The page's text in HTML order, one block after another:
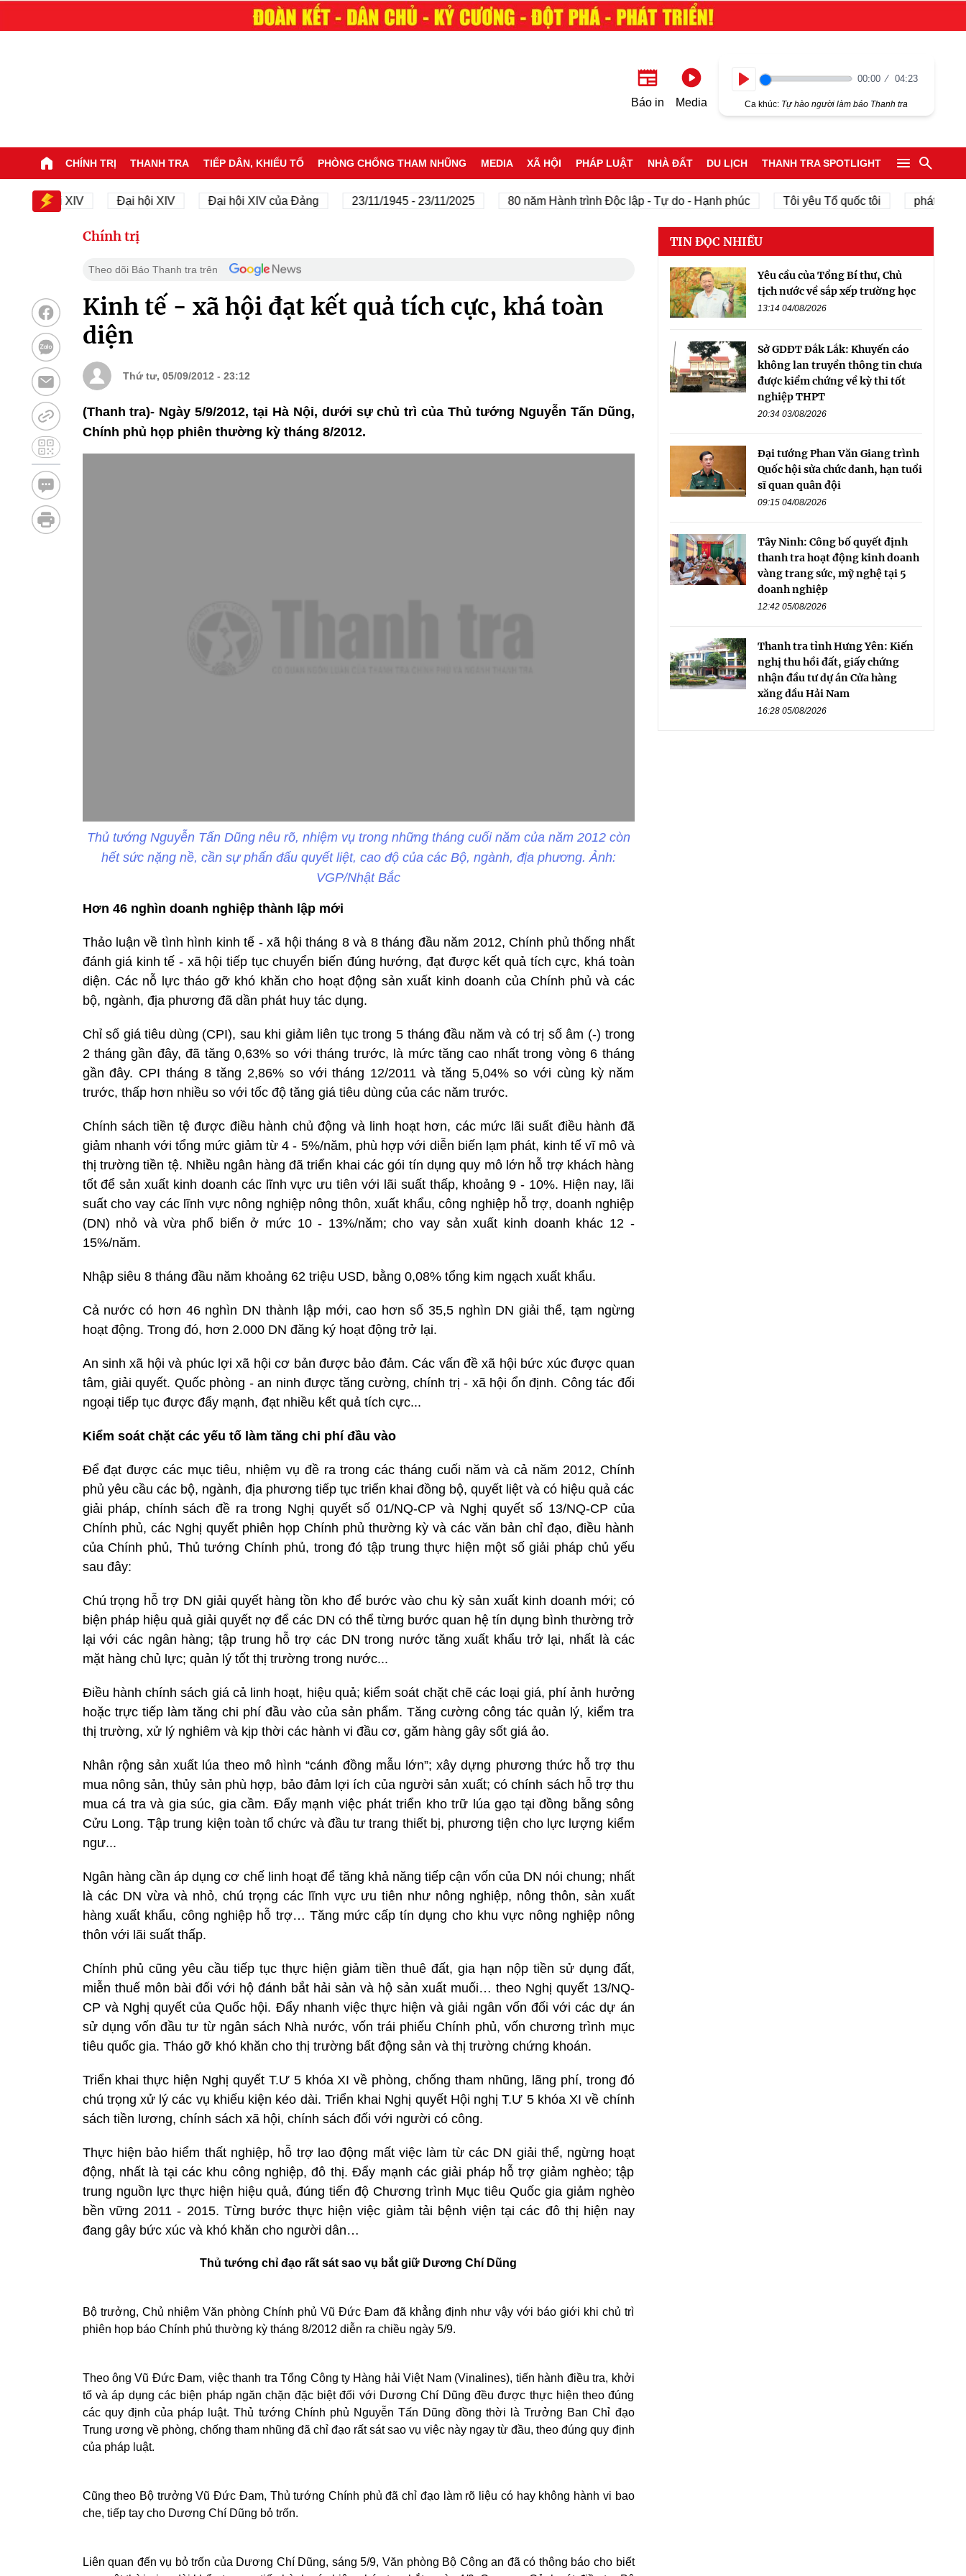
Báo in Media
00:00 04:23
Ca khúc: Tự hào người làm báo Thanh tra
CHÍNH TRỊ THANH TRA TIẾP DÂN, KHIẾU TỐ PHÒNG CHỐNG THAM NHŨNG MEDIA XÃ HỘI PHÁP LUẬT NHÀ ĐẤT DU LỊCH THANH TRA SPOTLIGHT
Đại hội XIV Đại hội XIV Đại hội XIV của Đảng 23/11/1945 - 23/11/2025 80 năm Hành trình Độc lập - Tự do - Hạnh phúc Tôi yêu Tổ quốc tôi phát triển
Chính trị
Theo dõi Báo Thanh tra trên
Kinh tế - xã hội đạt kết quả tích cực, khá toàn
diện
Thứ tư, 05/09/2012 - 23:12
(Thanh tra)- Ngày 5/9/2012, tại Hà Nội, dưới sự chủ trì của Thủ tướng Nguyễn Tấn Dũng,
Chính phủ họp phiên thường kỳ tháng 8/2012.
Thủ tướng Nguyễn Tấn Dũng nêu rõ, nhiệm vụ trong những tháng cuối năm của năm 2012 còn
hết sức nặng nề, cần sự phấn đấu quyết liệt, cao độ của các Bộ, ngành, địa phương. Ảnh:
VGP/Nhật Bắc
Hơn 46 nghìn doanh nghiệp thành lập mới
Thảo luận về tình hình kinh tế - xã hội tháng 8 và 8 tháng đầu năm 2012, Chính phủ thống nhất
đánh giá kinh tế - xã hội tiếp tục chuyển biến đúng hướng, đạt được kết quả tích cực, khá toàn
diện. Các nỗ lực tháo gỡ khó khăn cho hoạt động sản xuất kinh doanh của Chính phủ và các
bộ, ngành, địa phương đã dần phát huy tác dụng.
Chỉ số giá tiêu dùng (CPI), sau khi giảm liên tục trong 5 tháng đầu năm và có trị số âm (-) trong
2 tháng gần đây, đã tăng 0,63% so với tháng trước, là mức tăng cao nhất trong vòng 6 tháng
gần đây. CPI tháng 8 tăng 2,86% so với tháng 12/2011 và tăng 5,04% so với cùng kỳ năm
trước, thấp hơn nhiều so với tốc độ tăng giá tiêu dùng của các năm trước.
Chính sách tiền tệ được điều hành chủ động và linh hoạt hơn, các mức lãi suất điều hành đã
giảm nhanh với tổng mức giảm từ 4 - 5%/năm, phù hợp với diễn biến lạm phát, kinh tế vĩ mô và
thị trường tiền tệ. Nhiều ngân hàng đã triển khai các gói tín dụng quy mô lớn hỗ trợ khách hàng
tốt để sản xuất kinh doanh các lĩnh vực ưu tiên với lãi suất thấp, khoảng 9 - 10%. Hiện nay, lãi
suất cho vay các lĩnh vực nông nghiệp nông thôn, xuất khẩu, công nghiệp hỗ trợ, doanh nghiệp
(DN) nhỏ và vừa phổ biến ở mức 10 - 13%/năm; cho vay sản xuất kinh doanh khác 12 -
15%/năm.
Nhập siêu 8 tháng đầu năm khoảng 62 triệu USD, bằng 0,08% tổng kim ngạch xuất khẩu.
Cả nước có hơn 46 nghìn DN thành lập mới, cao hơn số 35,5 nghìn DN giải thể, tạm ngừng
hoạt động. Trong đó, hơn 2.000 DN đăng ký hoạt động trở lại.
An sinh xã hội và phúc lợi xã hội cơ bản được bảo đảm. Các vấn đề xã hội bức xúc được quan
tâm, giải quyết. Quốc phòng - an ninh được tăng cường, chính trị - xã hội ổn định. Công tác đối
ngoại tiếp tục được đẩy mạnh, đạt nhiều kết quả tích cực...
Kiểm soát chặt các yếu tố làm tăng chi phí đầu vào
Để đạt được các mục tiêu, nhiệm vụ đề ra trong các tháng cuối năm và cả năm 2012, Chính
phủ yêu cầu các bộ, ngành, địa phương tiếp tục triển khai đồng bộ, quyết liệt và có hiệu quả các
giải pháp, chính sách đề ra trong Nghị quyết số 01/NQ-CP và Nghị quyết số 13/NQ-CP của
Chính phủ, các Nghị quyết phiên họp Chính phủ thường kỳ và các văn bản chỉ đạo, điều hành
của Chính phủ, Thủ tướng Chính phủ, trong đó tập trung thực hiện một số giải pháp chủ yếu
sau đây:
Chú trọng hỗ trợ DN giải quyết hàng tồn kho để bước vào chu kỳ sản xuất kinh doanh mới; có
biện pháp hiệu quả giải quyết nợ để các DN có thể từng bước quan hệ tín dụng bình thường trở
lại với các ngân hàng; tập trung hỗ trợ các DN trong nước tăng xuất khẩu trở lại, nhất là các
mặt hàng chủ lực; quản lý tốt thị trường trong nước...
Điều hành chính sách giá cả linh hoạt, hiệu quả; kiểm soát chặt chẽ các loại giá, phí ảnh hưởng
hoặc trực tiếp làm tăng chi phí đầu vào của sản phẩm. Tăng cường công tác quản lý, kiểm tra
thị trường, xử lý nghiêm và kịp thời các hành vi đầu cơ, găm hàng gây sốt giá ảo.
Nhân rộng sản xuất lúa theo mô hình “cánh đồng mẫu lớn”; xây dựng phương thức hỗ trợ thu
mua nông sản, thủy sản phù hợp, bảo đảm lợi ích của người sản xuất; có chính sách hỗ trợ thu
mua cá tra và gia súc, gia cầm. Đẩy mạnh việc phát triển kho trữ lúa gạo tại đồng bằng sông
Cửu Long. Tập trung kiện toàn tổ chức và đầu tư trang thiết bị, phương tiện cho lực lượng kiểm
ngư...
Ngân hàng cần áp dụng cơ chế linh hoạt để tăng khả năng tiếp cận vốn của DN nói chung; nhất
là các DN vừa và nhỏ, chú trọng các lĩnh vực ưu tiên như nông nghiệp, nông thôn, sản xuất
hàng xuất khẩu, công nghiệp hỗ trợ… Tăng mức cấp tín dụng cho khu vực nông nghiệp nông
thôn với lãi suất thấp.
Chính phủ cũng yêu cầu tiếp tục thực hiện giảm tiền thuê đất, gia hạn nộp tiền sử dụng đất,
miễn thuế môn bài đối với hộ đánh bắt hải sản và hộ sản xuất muối… theo Nghị quyết 13/NQ-
CP và Nghị quyết của Quốc hội. Đẩy nhanh việc thực hiện và giải ngân vốn đối với các dự án
sử dụng vốn đầu tư từ ngân sách Nhà nước, vốn trái phiếu Chính phủ, vốn chương trình mục
tiêu quốc gia. Tháo gỡ khó khăn cho thị trường bất động sản và thị trường chứng khoán.
Triển khai thực hiện Nghị quyết T.Ư 5 khóa XI về phòng, chống tham nhũng, lãng phí, trong đó
chú trọng xử lý các vụ khiếu kiện kéo dài. Triển khai Nghị quyết Hội nghị T.Ư 5 khóa XI về chính
sách tiền lương, chính sách xã hội, chính sách đối với người có công.
Thực hiện bảo hiểm thất nghiệp, hỗ trợ lao động mất việc làm từ các DN giải thể, ngừng hoạt
động, nhất là tại các khu công nghiệp, đô thị. Đẩy mạnh các giải pháp hỗ trợ giảm nghèo; tập
trung nguồn lực thực hiện hiệu quả, đúng tiến độ Chương trình Mục tiêu Quốc gia giảm nghèo
bền vững 2011 - 2015. Từng bước thực hiện việc giảm tải bệnh viện tại các đô thị hiện nay
đang gây bức xúc và khó khăn cho người dân…
Thủ tướng chỉ đạo rất sát sao vụ bắt giữ Dương Chí Dũng
Bộ trưởng, Chủ nhiệm Văn phòng Chính phủ Vũ Đức Đam đã khẳng định như vậy với báo giới khi chủ trì
phiên họp báo Chính phủ thường kỳ tháng 8/2012 diễn ra chiều ngày 5/9.
Theo ông Vũ Đức Đam, việc thanh tra Tổng Công ty Hàng hải Việt Nam (Vinalines), tiến hành điều tra, khởi
tố và áp dụng các biện pháp ngăn chặn đặc biệt đối với Dương Chí Dũng đều được thực hiện theo đúng
các quy định của pháp luật. Thủ tướng Chính phủ Nguyễn Tấn Dũng đồng thời là Trưởng Ban Chỉ đạo
Trung ương về phòng, chống tham nhũng đã chỉ đạo rất sát sao vụ việc này ngay từ đầu, theo đúng quy định
của pháp luật.
Cũng theo Bộ trưởng Vũ Đức Đam, Thủ tướng Chính phủ đã chỉ đạo làm rõ liệu có hay không hành vi bao
che, tiếp tay cho Dương Chí Dũng bỏ trốn.
Liên quan đến vụ bỏ trốn của Dương Chí Dũng, sáng 5/9, Văn phòng Bộ Công an đã có thông báo cho biết
TIN ĐỌC NHIỀU
Yêu cầu của Tổng Bí thư, Chủ
tịch nước về sắp xếp trường học
13:14 04/08/2026
Sở GDĐT Đắk Lắk: Khuyến cáo
không lan truyền thông tin chưa
được kiểm chứng về kỳ thi tốt
nghiệp THPT
20:34 03/08/2026
Đại tướng Phan Văn Giang trình
Quốc hội sửa chức danh, hạn tuổi
sĩ quan quân đội
09:15 04/08/2026
Tây Ninh: Công bố quyết định
thanh tra hoạt động kinh doanh
vàng trang sức, mỹ nghệ tại 5
doanh nghiệp
12:42 05/08/2026
Thanh tra tỉnh Hưng Yên: Kiến
nghị thu hồi đất, giấy chứng
nhận đầu tư dự án Cửa hàng
xăng dầu Hải Nam
16:28 05/08/2026